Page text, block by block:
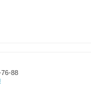
76-88